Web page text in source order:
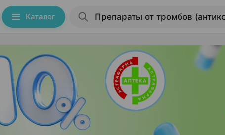
Каталог